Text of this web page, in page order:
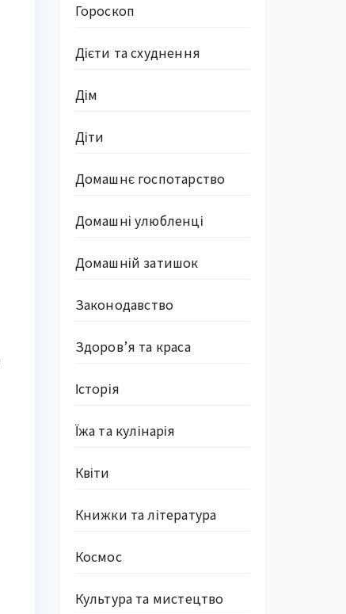
Гороскоп
Дієти та схуднення
Дім
Діти
Домашнє госпотарство
Домашні улюбленці
Домашній затишок
Законодавство
Здоров’я та краса
Історія
Їжа та кулінарія
Квіти
Книжки та література
Космос
Культура та мистецтво